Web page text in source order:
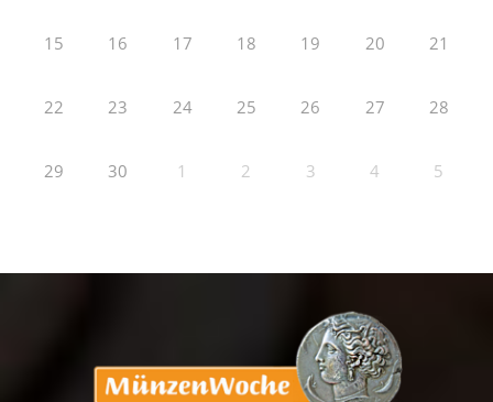
15 16 17 18 19 20 21
22 23 24 25 26 27 28
29 30 1 2 3 4 5